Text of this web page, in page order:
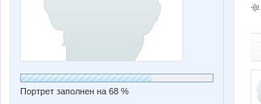
Портрет заполнен на 68 %